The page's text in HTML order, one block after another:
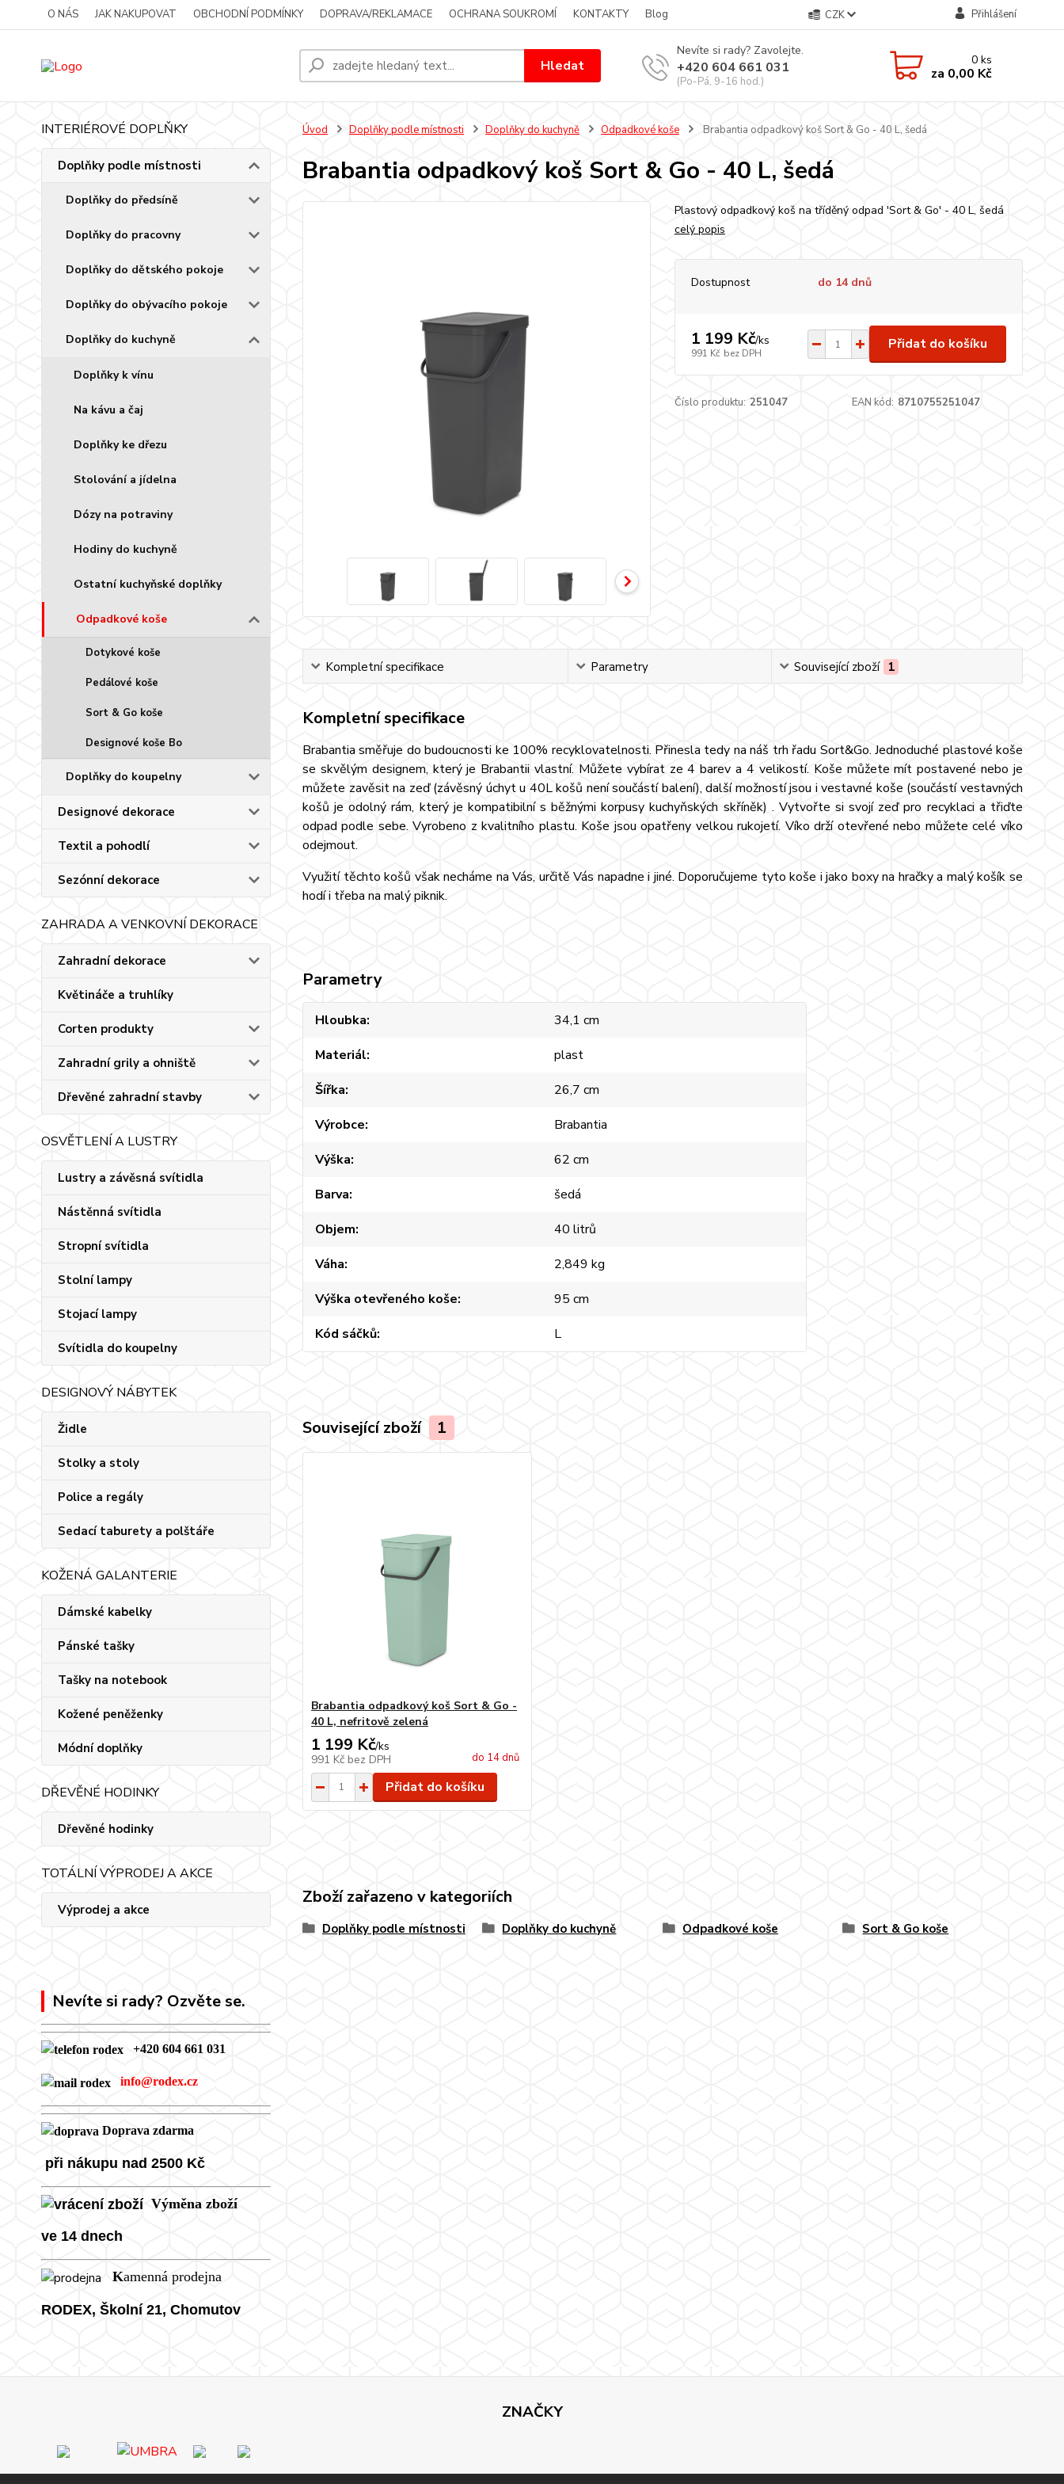
O NÁS JAK NAKUPOVAT OBCHODNÍ PODMÍNKY DOPRAVA/REKLAMACE OCHRANA SOUKROMÍ KONTAKTY Blog CZK Přihlášení
Hledat
Nevíte si rady? Zavolejte.
+420 604 661 031
(Po-Pá, 9-16 hod.)
0ks
za 0,00 Kč
INTERIÉROVÉ DOPLŇKY
Doplňky podle místnosti
Doplňky do předsíně
Doplňky do pracovny
Doplňky do dětského pokoje
Doplňky do obývacího pokoje
Doplňky do kuchyně
Doplňky k vínu
Na kávu a čaj
Doplňky ke dřezu
Stolování a jídelna
Dózy na potraviny
Hodiny do kuchyně
Ostatní kuchyňské doplňky
Odpadkové koše
Dotykové koše
Pedálové koše
Sort & Go koše
Designové koše Bo
Doplňky do koupelny
Designové dekorace
Textil a pohodlí
Sezónní dekorace
ZAHRADA A VENKOVNÍ DEKORACE
Zahradní dekorace
Květináče a truhlíky
Corten produkty
Zahradní grily a ohniště
Dřevěné zahradní stavby
OSVĚTLENÍ A LUSTRY
Lustry a závěsná svítidla
Nástěnná svítidla
Stropní svítidla
Stolní lampy
Stojací lampy
Svítidla do koupelny
DESIGNOVÝ NÁBYTEK
Židle
Stolky a stoly
Police a regály
Sedací taburety a polštáře
KOŽENÁ GALANTERIE
Dámské kabelky
Pánské tašky
Tašky na notebook
Kožené peněženky
Módní doplňky
DŘEVĚNÉ HODINKY
Dřevěné hodinky
TOTÁLNÍ VÝPRODEJ A AKCE
Výprodej a akce
Nevíte si rady? Ozvěte se.
+420 604 661 031
info@rodex.cz
Doprava zdarma
při nákupu nad 2500 Kč
Výměna zboží
ve 14 dnech
Kamenná prodejna
RODEX, Školní 21, Chomutov
Úvod Doplňky podle místnosti Doplňky do kuchyně Odpadkové koše Brabantia odpadkový koš Sort & Go - 40 L, šedá
Brabantia odpadkový koš Sort & Go - 40 L, šedá
Plastový odpadkový koš na tříděný odpad 'Sort & Go' - 40 L, šedá
celý popis
Dostupnost do 14 dnů
1 199 Kč/ks
991 Kč bez DPH
Přidat do košíku
Číslo produktu: 251047 EAN kód: 8710755251047
Kompletní specifikace Parametry Související zboží 1
Kompletní specifikace
Brabantia směřuje do budoucnosti ke 100% recyklovatelnosti. Přinesla tedy na náš trh řadu Sort&Go. Jednoduché plastové koše
se skvělým designem, který je Brabantii vlastní. Můžete vybírat ze 4 barev a 4 velikostí. Koše můžete mít postavené nebo je
můžete zavěsit na zeď (závěsný úchyt u 40L košů není součástí balení), další možností jsou i vestavné koše (součástí vestavných
košů je odolný rám, který je kompatibilní s běžnými korpusy kuchyňských skříněk) . Vytvořte si svojí zeď pro recyklaci a třiďte
odpad podle sebe. Vyrobeno z kvalitního plastu. Koše jsou opatřeny velkou rukojetí. Víko drží otevřené nebo můžete celé víko
odejmout.
Využití těchto košů však necháme na Vás, určitě Vás napadne i jiné. Doporučujeme tyto koše i jako boxy na hračky a malý košík se
hodí i třeba na malý piknik.
Parametry
Hloubka
34,1 cm
Materiál
plast
Šířka
26,7 cm
Výrobce
Brabantia
Výška
62 cm
Barva
šedá
Objem
40 litrů
Váha
2,849 kg
Výška otevřeného koše
95 cm
Kód sáčků
L
Související zboží 1
Brabantia odpadkový koš Sort & Go -
40 L, nefritově zelená
1 199 Kč/ks
991 Kč bez DPH do 14 dnů
Přidat do košíku
Zboží zařazeno v kategoriích
Doplňky podle místnosti Doplňky do kuchyně Odpadkové koše Sort & Go koše
ZNAČKY